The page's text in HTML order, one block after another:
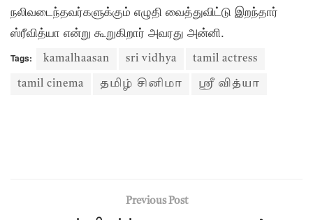
நலிவடைந்தவர்களுக்கும் எழுதி வைத்துவிட்டு இறந்தார்
ஸ்ரீவித்யா என்று கூறுகிறார் அவரது அன்னி.
Tags: kamalhaasan sri vidhya tamil actress
tamil cinema தமிழ் சினிமா ஸ்ரீ வித்யா
Previous Post